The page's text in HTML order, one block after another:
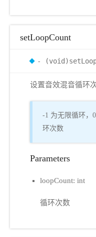
setLoopCount
-
设置音效混音循环
-1 为无限循环，
环次数
Parameters
loopCount: int
循环次数